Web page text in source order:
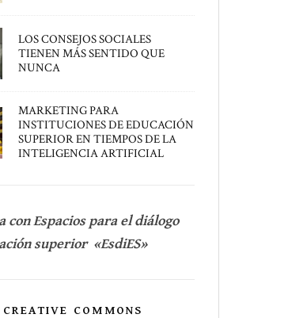
LOS CONSEJOS SOCIALES
TIENEN MÁS SENTIDO QUE
NUNCA
MARKETING PARA
INSTITUCIONES DE EDUCACIÓN
SUPERIOR EN TIEMPOS DE LA
INTELIGENCIA ARTIFICIAL
con Espacios para el diálogo
superior «EsdiES»
CREATIVE COMMONS